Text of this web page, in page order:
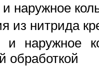
и наружное
из нитрида
и наружное
обработкой